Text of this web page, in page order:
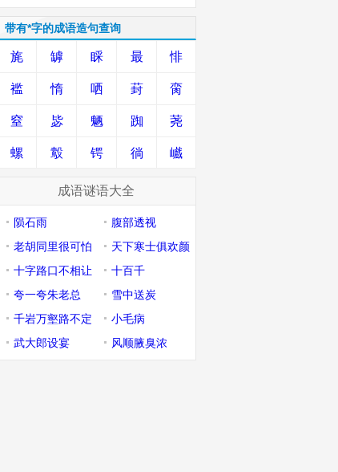
带有*字的成语造句查询
旄 罅 睬 最 悱
褴 惰 哂 葑 脔
窒 毖 魉 踟 荛
螺 鷇 锷 徜 巇
成语谜语大全
陨石雨
腹部透视
老胡同里很可怕
天下寒士俱欢颜
十字路口不相让
十百千
夸一夸朱老总
雪中送炭
千岩万壑路不定
小毛病
武大郎设宴
风顺腋臭浓